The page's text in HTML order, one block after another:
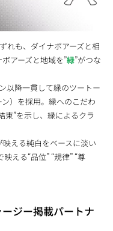
れも、ダイナボアーズと相
アーズと地域を”緑”がつな
以降一貫して緑のツートー
）を採用。緑へのこだわ
束”を示し、緑によるクラ
える純白をベースに淡い
える“品位” “規律” “尊
ジー掲載パートナ